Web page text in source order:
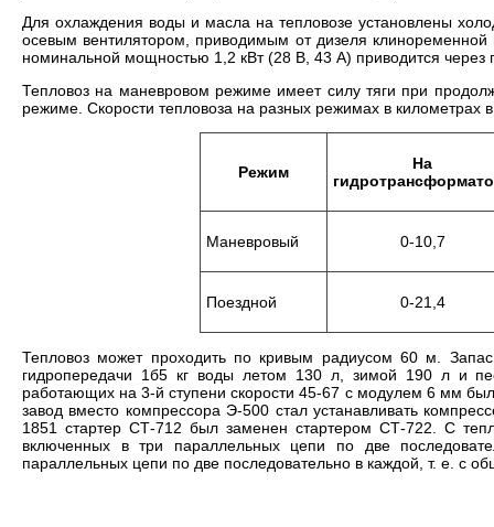
Для охлаждения воды и масла на тепловозе установлены
осевым вентилятором, приводимым от дизеля клиноременной
номинальной мощностью 1,2 кВт (28 В, 43 А) приводится
Тепловоз на маневровом режиме имеет силу тяги при
режиме. Скорости тепловоза на разных режимах в километрах
Режим
На
Маневровый 0-10,7
Поездной 0-21,4
Тепловоз может проходить по кривым радиусом 60 м.
гидропередачи 1б5 кг воды летом 130 л, зимой 190 л и
работающих на 3-й ступени скорости 45-67 с модулем 6 мм
завод вместо компрессора Э-500 стал устанавливать
1851 стартер СТ-712 был заменен стартером СТ-722. С
включенных в три параллельных цепи по две
параллельных цепи по две последовательно в каждой, т. е. с